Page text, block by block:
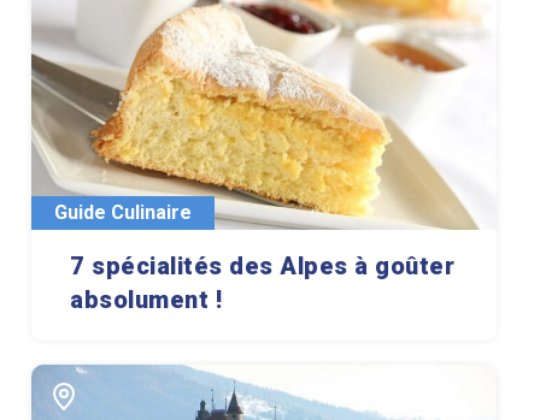
Guide Culinaire
7 spécialités des Alpes à goûter
absolument !